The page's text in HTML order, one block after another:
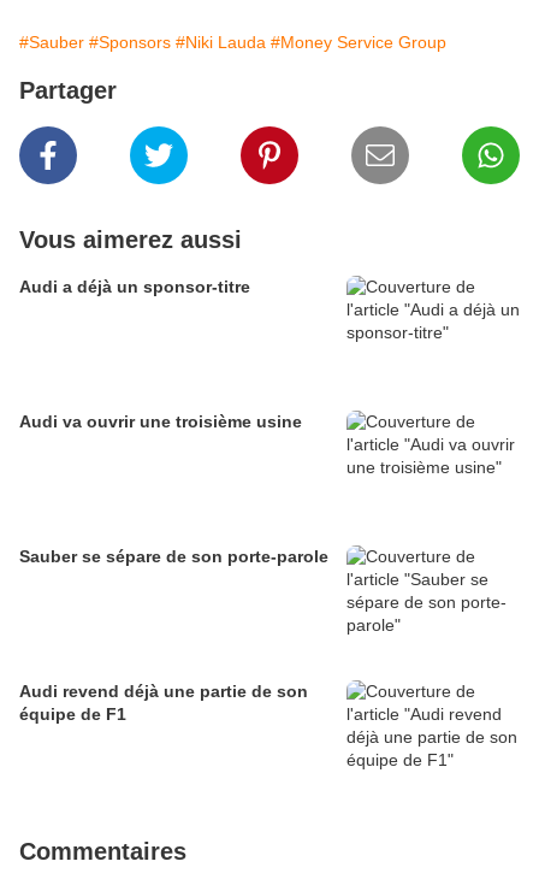
#Sauber #Sponsors #Niki Lauda #Money Service Group
Partager
Vous aimerez aussi
Audi a déjà un sponsor-titre
Audi va ouvrir une troisième usine
Sauber se sépare de son porte-parole
Audi revend déjà une partie de son
équipe de F1
Commentaires